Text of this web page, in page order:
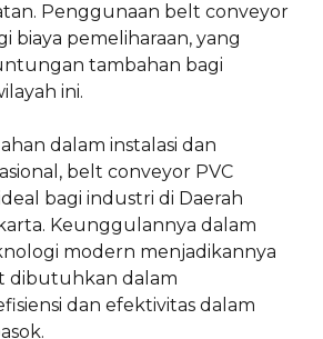
Penggunaan belt conveyor
biaya pemeliharaan, yang
tambahan bagi
ini.
dalam instalasi dan
belt conveyor PVC
bagi industri di Daerah
Keunggulannya dalam
modern menjadikannya
dibutuhkan dalam
dan efektivitas dalam